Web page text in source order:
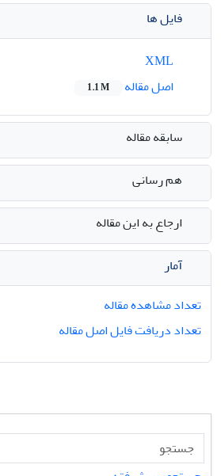
فایل ها
اصل مقاله
1.1 M
سابقه مقاله
هم رسانی
ارجاع به این مقاله
آمار
تعداد مشاهده مقاله
تعداد دریافت فایل اصل مقاله